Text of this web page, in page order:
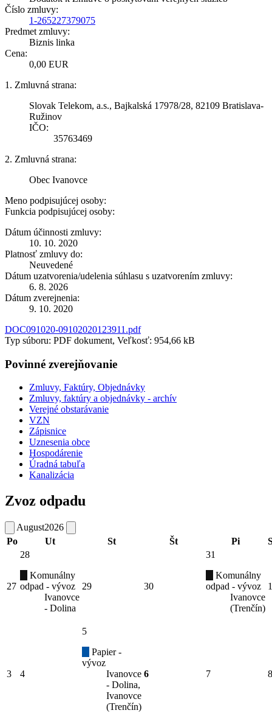
Číslo zmluvy:
1-265227379075
Predmet zmluvy:
Biznis linka
Cena:
0,00 EUR
1. Zmluvná strana:
Slovak Telekom, a.s., Bajkalská 17978/28, 82109 Bratislava-
Ružinov
IČO:
35763469
2. Zmluvná strana:
Obec Ivanovce
Meno podpisujúcej osoby:
Funkcia podpisujúcej osoby:
Dátum účinnosti zmluvy:
10. 10. 2020
Platnosť zmluvy do:
Neuvedené
Dátum uzatvorenia/udelenia súhlasu s uzatvorením zmluvy:
6. 8. 2026
Dátum zverejnenia:
9. 10. 2020
DOC091020-09102020123911.pdf
Typ súboru: PDF dokument, Veľkosť: 954,66 kB
Povinné zverejňovanie
Zmluvy, Faktúry, Objednávky
Zmluvy, faktúry a objednávky - archív
Verejné obstarávanie
VZN
Zápisnice
Uznesenia obce
Hospodárenie
Úradná tabuľa
Kanalizácia
Zvoz odpadu
August2026
Po
Ut St Št Pi
27
28
Komunálny
odpad - vývoz
Ivanovce
- Dolina
29 30
31
Komunálny
odpad - vývoz
Ivanovce
(Trenčín)
1
3 4
5
Papier -
vývoz
Ivanovce
- Dolina,
Ivanovce
(Trenčín)
6 7 8